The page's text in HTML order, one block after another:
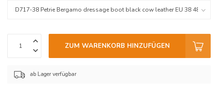
ZUM WARENKORB HINZUFÜGEN
ab Lager verfügbar